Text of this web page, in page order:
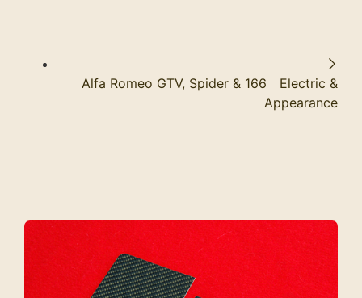
Alfa Romeo GTV, Spider & 166 Electric &
Appearance